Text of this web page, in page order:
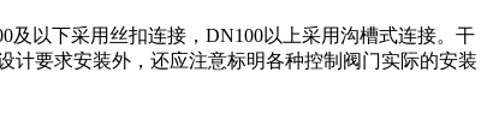
及以下采用丝扣连接，DN100以上采用沟槽式连接。干
计要求安装外，还应注意标明各种控制阀门实际的安装